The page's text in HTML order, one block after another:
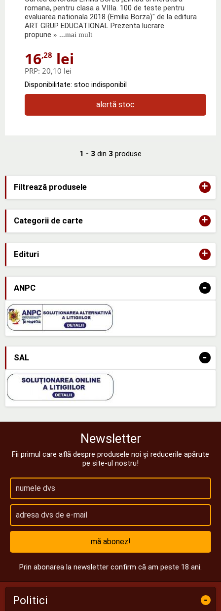
Filtrează produsele +
Categorii de carte +
Edituri +
ANPC -
SAL -
romana, pentru clasa a VIIIa. 100 de teste pentru
evaluarea nationala 2018 (Emilia Borza)" de la editura
ART GRUP EDUCATIONAL Prezenta lucrare
propune » ...mai mult
16,28 lei
PRP: 20,10 lei
Disponibilitate: stoc indisponibil
alertă stoc
1 - 3 din 3 produse
Newsletter
Fii primul care află despre produsele noi și reducerile apărute
pe site-ul nostru!
mă abonez!
Prin abonarea la newsletter confirm că am peste 18 ani.
Politici -